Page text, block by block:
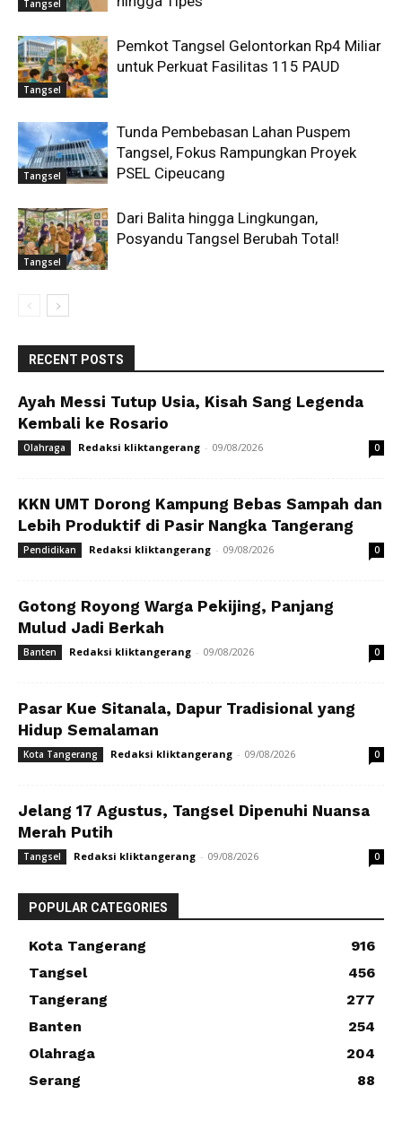
Tangsel
Tangsel
Pemkot Tangsel Gelontorkan Rp4 Miliar
untuk Perkuat Fasilitas 115 PAUD
Tangsel
Tunda Pembebasan Lahan Puspem
Tangsel, Fokus Rampungkan Proyek
PSEL Cipeucang
Tangsel
Dari Balita hingga Lingkungan,
Posyandu Tangsel Berubah Total!
RECENT POSTS
Ayah Messi Tutup Usia, Kisah Sang Legenda
Kembali ke Rosario
Olahraga Redaksi kliktangerang - 09/08/2026 0
KKN UMT Dorong Kampung Bebas Sampah dan
Lebih Produktif di Pasir Nangka Tangerang
Pendidikan Redaksi kliktangerang - 09/08/2026 0
Gotong Royong Warga Pekijing, Panjang
Mulud Jadi Berkah
Banten Redaksi kliktangerang - 09/08/2026 0
Pasar Kue Sitanala, Dapur Tradisional yang
Hidup Semalaman
Kota Tangerang Redaksi kliktangerang - 09/08/2026 0
Jelang 17 Agustus, Tangsel Dipenuhi Nuansa
Merah Putih
Tangsel Redaksi kliktangerang - 09/08/2026 0
POPULAR CATEGORIES
Kota Tangerang
916
Tangsel
456
Tangerang
277
Banten
254
Olahraga
204
Serang
88